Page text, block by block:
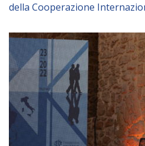
della Cooperazione